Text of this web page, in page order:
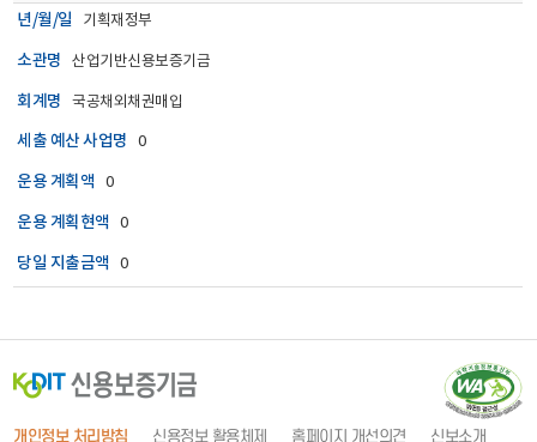
년/월/일 기획재정부
소관명 산업기반신용보증기금
회계명 국공채외채권매입
세출 예산 사업명 0
운용 계획액 0
운용 계획현액 0
당일 지출금액 0
개인정보 처리방침 신용정보 활용체제 홈페이지 개선의견 신보소개
창